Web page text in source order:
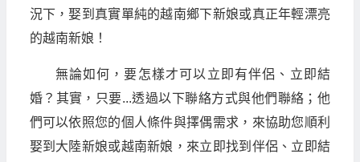
況下，娶到真實單純的越南鄉下新娘或真正年輕漂亮
的越南新娘！
無論如何，要怎樣才可以立即有伴侶、立即結
婚？其實，只要...透過以下聯絡方式與他們聯絡；他
們可以依照您的個人條件與擇偶需求，來協助您順利
娶到大陸新娘或越南新娘，來立即找到伴侶、立即結